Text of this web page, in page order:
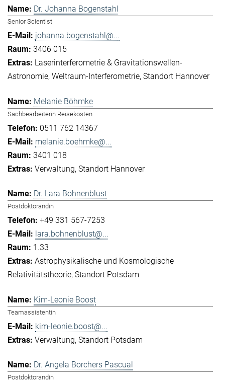
Dr. Johanna Bogenstahl
Senior Scientist
johanna.bogenstahl@...
3406 015
Laserinterferometrie & Gravitationswellen-
Astronomie Weltraum-Interferometrie Standort Hannover
Melanie Böhmke
Sachbearbeiterin Reisekosten
0511 762 14367
melanie.boehmke@...
3401 018
Verwaltung Standort Hannover
Dr. Lara Bohnenblust
Postdoktorandin
+49 331 567-7253
lara.bohnenblust@...
1.33
Astrophysikalische und Kosmologische
Relativitätstheorie Standort Potsdam
Kim-Leonie Boost
Teamassistentin
kim-leonie.boost@...
Verwaltung Standort Potsdam
Dr. Angela Borchers Pascual
Postdoktorandin